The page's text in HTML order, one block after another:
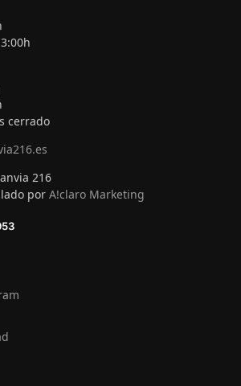
cerrado
216
por A!claro Marketing